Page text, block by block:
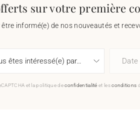
sur votre première
informé(e) de nos nouveautés et
et la politique deconfidentialité et lesconditions